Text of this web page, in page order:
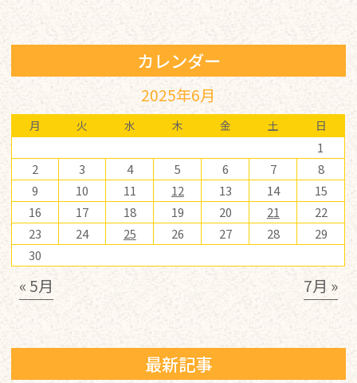
カレンダー
2025年6月
月 火 水 木 金 土 日
1
2
3 4 5 6 7
8
9
10 11 12 13 14
15
16
17 18 19 20 21
22
23
24 25 26 27 28
29
30
« 5月 7月 »
最新記事